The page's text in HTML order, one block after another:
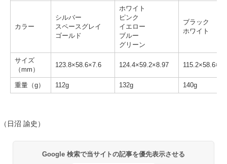
カラー
シルバー
スペースグレイ
ゴールド
ホワイト
ピンク
イエロー
ブルー
グリーン
ブラック
ホワイト
サイズ
（mm）
123.8×58.6×7.6 124.4×59.2×8.97
重量（g） 112g 132g 140g
（日沼 諭史）
Google 検索で当サイトの記事を優先表示させる